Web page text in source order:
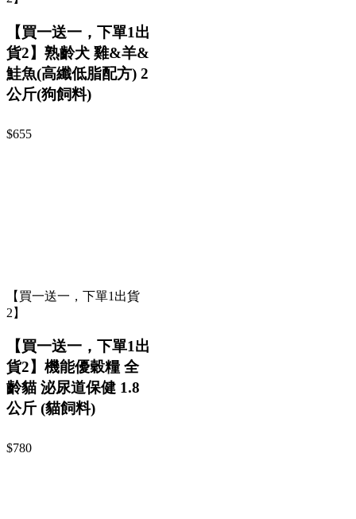
【買一送一，下單1出
貨2】熟齡犬 雞&羊&
鮭魚(高纖低脂配方) 2
公斤(狗飼料)
$655
【買一送一，下單1出貨
2】
【買一送一，下單1出
貨2】機能優穀糧 全
齡貓 泌尿道保健 1.8
公斤 (貓飼料)
$780